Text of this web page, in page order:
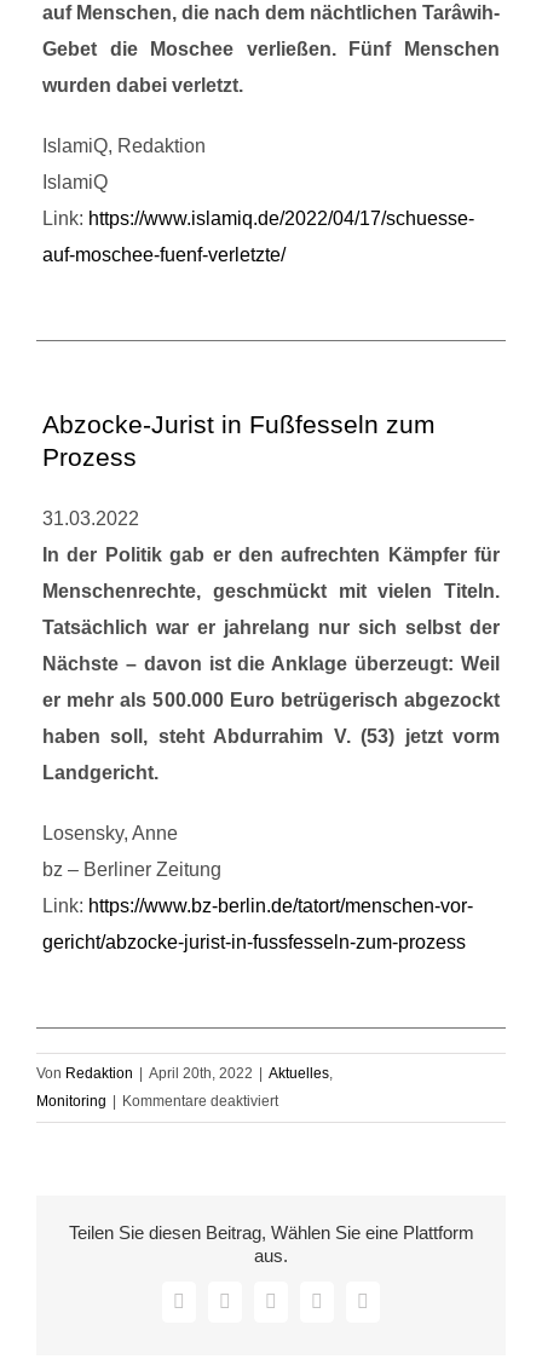
auf Menschen, die nach dem nächtlichen Tarâwih-
Gebet die Moschee verließen. Fünf Menschen
wurden dabei verletzt.
IslamiQ, Redaktion
IslamiQ
Link: https://www.islamiq.de/2022/04/17/schuesse-
auf-moschee-fuenf-verletzte/
Abzocke-Jurist in Fußfesseln zum
Prozess
31.03.2022
In der Politik gab er den aufrechten Kämpfer für
Menschenrechte, geschmückt mit vielen Titeln.
Tatsächlich war er jahrelang nur sich selbst der
Nächste – davon ist die Anklage überzeugt: Weil
er mehr als 500.000 Euro betrügerisch abgezockt
haben soll, steht Abdurrahim V. (53) jetzt vorm
Landgericht.
Losensky, Anne
bz – Berliner Zeitung
Link: https://www.bz-berlin.de/tatort/menschen-vor-
gericht/abzocke-jurist-in-fussfesseln-zum-prozess
Von Redaktion | April 20th, 2022 | Aktuelles
Monitoring | Kommentare deaktiviertfür
Monitoring
–
19.04.2022
Teilen Sie diesen Beitrag, Wählen Sie eine Plattform
aus.
Facebook
X LinkedInWhatsApp
E-